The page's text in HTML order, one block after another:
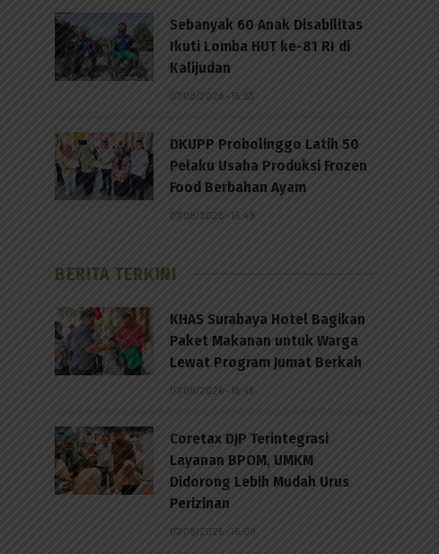
Sebanyak 60 Anak Disabilitas
Ikuti Lomba HUT ke-81 RI di
Kalijudan
07/08/2026 - 15:53
DKUPP Probolinggo Latih 50
Pelaku Usaha Produksi Frozen
Food Berbahan Ayam
07/08/2026 - 15:49
BERITA TERKINI
KHAS Surabaya Hotel Bagikan
Paket Makanan untuk Warga
Lewat Program Jumat Berkah
07/08/2026 - 16:46
Coretax DJP Terintegrasi
Layanan BPOM, UMKM
Didorong Lebih Mudah Urus
Perizinan
07/08/2026 - 16:09